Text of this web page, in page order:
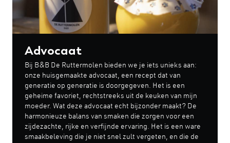
Advocaat
Bij B&B De Ruttermolen bieden we je iets unieks aan:
onze huisgemaakte advocaat, een recept dat van
generatie op generatie is doorgegeven. Het is een
geheime favoriet, rechtstreeks uit de keuken van mijn
moeder. Wat deze advocaat echt bijzonder maakt? De
harmonieuze balans van smaken die zorgen voor een
zijdezachte, rijke en verfijnde ervaring. Het is een ware
smaakbeleving die je niet snel zult vergeten, en die de